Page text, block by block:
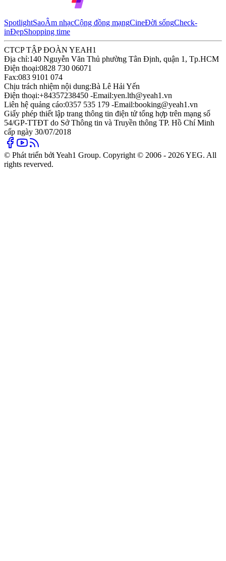
SpotlightSaoÂm nhạcCộng đồng mạngCineĐời sốngCheck-
inĐẹpShopping time
CTCP TẬP ĐOÀN YEAH1
Địa chỉ:140 Nguyễn Văn Thủ phường Tân Định, quận 1, Tp.HCM
Điện thoại:0828 730 06071
Fax:083 9101 074
Chịu trách nhiệm nội dung:Bà Lê Hải Yến
Điện thoại:+84357238450 -Email:yen.lth@yeah1.vn
Liên hệ quảng cáo:0357 535 179 -Email:booking@yeah1.vn
Giấy phép thiết lập trang thông tin điện tử tổng hợp trên mạng số
54/GP-TTĐT do Sở Thông tin và Truyền thông TP. Hồ Chí Minh
cấp ngày 30/07/2018
© Phát triển bởi Yeah1 Group. Copyright © 2006 - 2026 YEG. All
rights reverved.